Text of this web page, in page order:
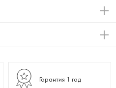
Гарантия 1 год